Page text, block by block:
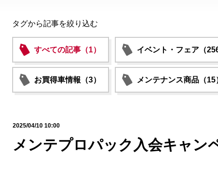
タグから記事を絞り込む
すべての記事（1） イベント・フェア（
お買得車情報（3） メンテナンス商品（15
2025/04/10 10:00
メンテプロパック入会キャン